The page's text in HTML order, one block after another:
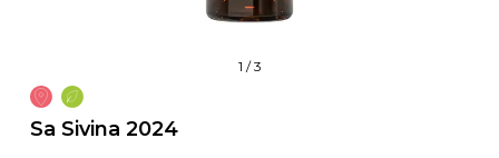
1 /3
Sa Sivina 2024